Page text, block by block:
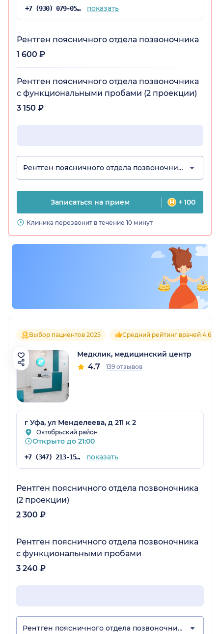
+7 (930) 079-05-21 показать
Рентген поясничного отдела позвоночника
1 600 ₽
Рентген поясничного отдела позвоночника
с функциональными пробами (2 проекции)
3 150 ₽
Рентген поясничного отдела позвоночника
Записаться на прием + 100
Клиника перезвонит в течение 10 минут
Выбор пациентов 2025 Средний рейтинг врачей 4.6
Медклик, медицинский центр
4.7 139 отзывов
г Уфа, ул Менделеева, д 211 к 2
Октябрьский район
Открыто до 21:00
+7 (347) 213-15-92 показать
Рентген поясничного отдела позвоночника
(2 проекции)
2 300 ₽
Рентген поясничного отдела позвоночника
с функциональными пробами
3 240 ₽
Рентген поясничного отдела позвоночника